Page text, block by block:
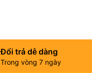
Đổi trả dễ dàng
Trong vòng 7 ngày